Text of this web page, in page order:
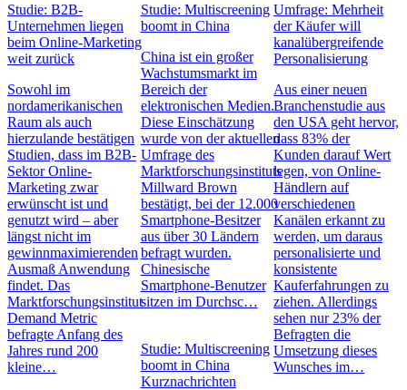
Studie: B2B-
Unternehmen liegen
beim Online-Marketing
weit zurück
Sowohl im
nordamerikanischen
Raum als auch
hierzulande bestätigen
Studien, dass im B2B-
Sektor Online-
Marketing zwar
erwünscht ist und
genutzt wird – aber
längst nicht im
gewinnmaximierenden
Ausmaß Anwendung
findet. Das
Marktforschungsinstitut
Demand Metric
befragte Anfang des
Jahres rund 200
kleine…
Studie: Multiscreening
boomt in China
China ist ein großer
Wachstumsmarkt im
Bereich der
elektronischen Medien.
Diese Einschätzung
wurde von der aktuellen
Umfrage des
Marktforschungsinstituts
Millward Brown
bestätigt, bei der 12.000
Smartphone-Besitzer
aus über 30 Ländern
befragt wurden.
Chinesische
Smartphone-Benutzer
sitzen im Durchsc…
Studie: Multiscreening
boomt in China
Kurznachrichten
Umfrage: Mehrheit
der Käufer will
kanalübergreifende
Personalisierung
Aus einer neuen
Branchenstudie aus
den USA geht hervor,
dass 83% der
Kunden darauf Wert
legen, von Online-
Händlern auf
verschiedenen
Kanälen erkannt zu
werden, um daraus
personalisierte und
konsistente
Kauferfahrungen zu
ziehen. Allerdings
sehen nur 23% der
Befragten die
Umsetzung dieses
Wunsches im…